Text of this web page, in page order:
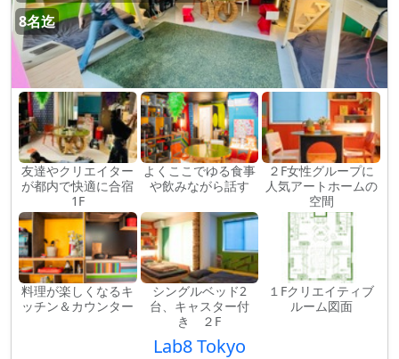
8名迄
友達やクリエイター
が都内で快適に合宿
1F
よくここでゆる食事
や飲みながら話す
２F女性グループに
人気アートホームの
空間
料理が楽しくなるキ
ッチン＆カウンター
シングルベッド2
台、キャスター付
き ２F
１Fクリエイティブ
ルーム図面
Lab8 Tokyo